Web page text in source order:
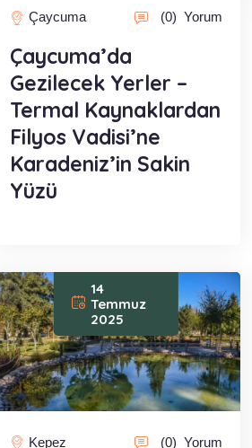
Çaycuma (0) Yorum
Çaycuma’da
Gezilecek Yerler –
Termal Kaynaklardan
Filyos Vadisi’ne
Karadeniz’in Sakin
Yüzü
14
Temmuz
2025
Kepez (0) Yorum